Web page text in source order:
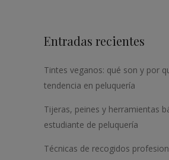
Entradas recientes
Tintes veganos: qué son y por
tendencia en peluquería
Tijeras, peines y herramientas
estudiante de peluquería
Técnicas de recogidos